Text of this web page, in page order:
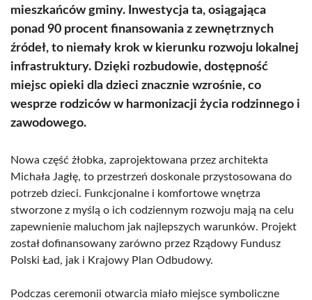
mieszkańców gminy. Inwestycja ta, osiągająca
ponad 90 procent finansowania z zewnętrznych
źródeł, to niemały krok w kierunku rozwoju lokalnej
infrastruktury. Dzięki rozbudowie, dostępność
miejsc opieki dla dzieci znacznie wzrośnie, co
wesprze rodziców w harmonizacji życia rodzinnego i
zawodowego.
Nowa część żłobka, zaprojektowana przez architekta
Michała Jagłę, to przestrzeń doskonale przystosowana do
potrzeb dzieci. Funkcjonalne i komfortowe wnętrza
stworzone z myślą o ich codziennym rozwoju mają na celu
zapewnienie maluchom jak najlepszych warunków. Projekt
został dofinansowany zarówno przez Rządowy Fundusz
Polski Ład, jak i Krajowy Plan Odbudowy.
Podczas ceremonii otwarcia miało miejsce symboliczne